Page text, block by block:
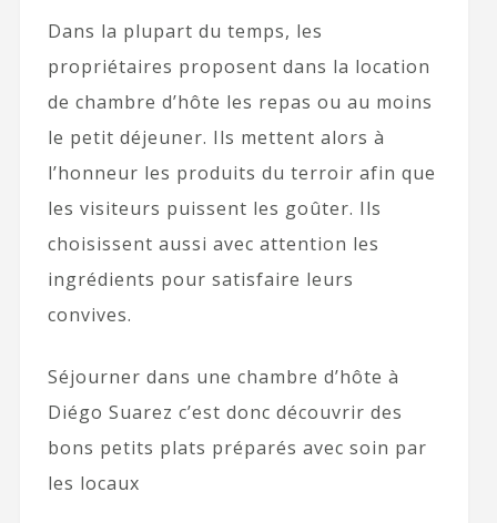
Dans la plupart du temps, les
propriétaires proposent dans la location
de chambre d’hôte les repas ou au moins
le petit déjeuner. Ils mettent alors à
l’honneur les produits du terroir afin que
les visiteurs puissent les goûter. Ils
choisissent aussi avec attention les
ingrédients pour satisfaire leurs
convives.
Séjourner dans une chambre d’hôte à
Diégo Suarez c’est donc découvrir des
bons petits plats préparés avec soin par
les locaux